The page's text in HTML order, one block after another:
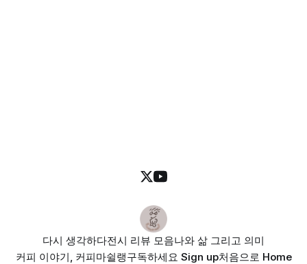
다시 생각하다전시 리뷰 모음나와 삶 그리고 의미
커피 이야기, 커피마쉴랭구독하세요 Sign up처음으로 Home